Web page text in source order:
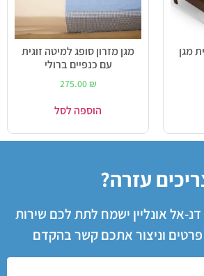
מגן
מגן מזרון סופג למיטה זוגית
עם כנפיים ברולי
275.00 ₪
הוספה לסל
עזרה?
אל אונליין ישמח לתת לכם שירות
פרטים וניצור אתכם קשר בהקדם